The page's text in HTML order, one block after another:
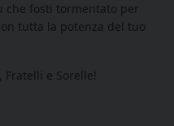
che fosti tormentato per
tutta la potenza del tuo
Fratelli e Sorelle!